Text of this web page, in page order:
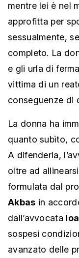
mentre lei è nel
approfitta per
sessualmente,
completo. La
e gli urla di
vittima di un
conseguenze di
La donna ha
quanto subìto,
A difenderla,
oltre ad
formulata dal
Akbas in
dall’avvocata
sospesi
avanzato delle